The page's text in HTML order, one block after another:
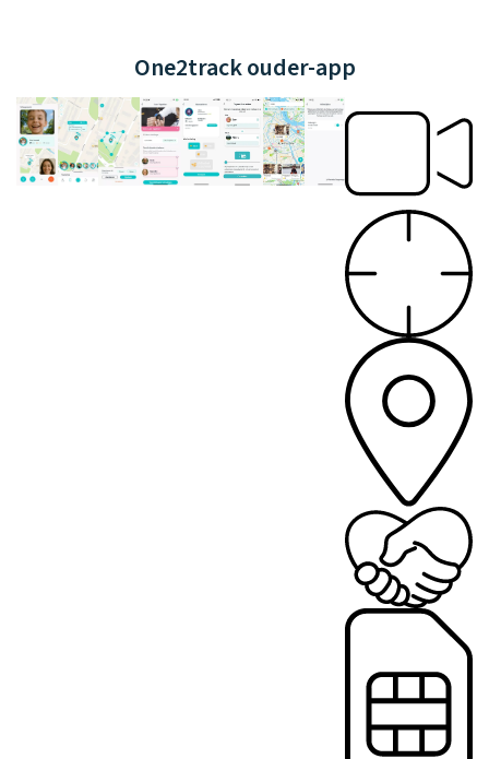
One2track ouder-app